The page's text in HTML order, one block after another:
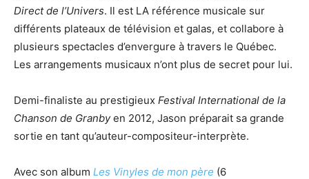
Direct de l’Univers. Il est LA référence musicale sur
différents plateaux de télévision et galas, et collabore à
plusieurs spectacles d’envergure à travers le Québec.
Les arrangements musicaux n’ont plus de secret pour lui.
Demi-finaliste au prestigieux Festival International de la
Chanson de Granbyen 2012, Jason préparait sa grande
sortie en tant qu’auteur-compositeur-interprète.
Avec son album Les Vinyles de mon père (6